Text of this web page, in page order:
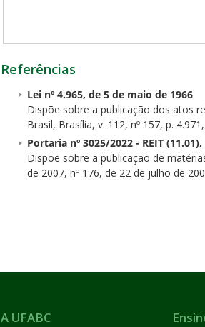
Referências
Lei nº 4.965, de 5 de maio de 1966
Dispõe sobre a publicação dos atos
Brasil, Brasília, v. 112, nº 157, p.
Portaria nº 3025/2022 - REIT
Dispõe sobre a publicação de
de 2007, nº 176, de 22 de julho de
A UFABC